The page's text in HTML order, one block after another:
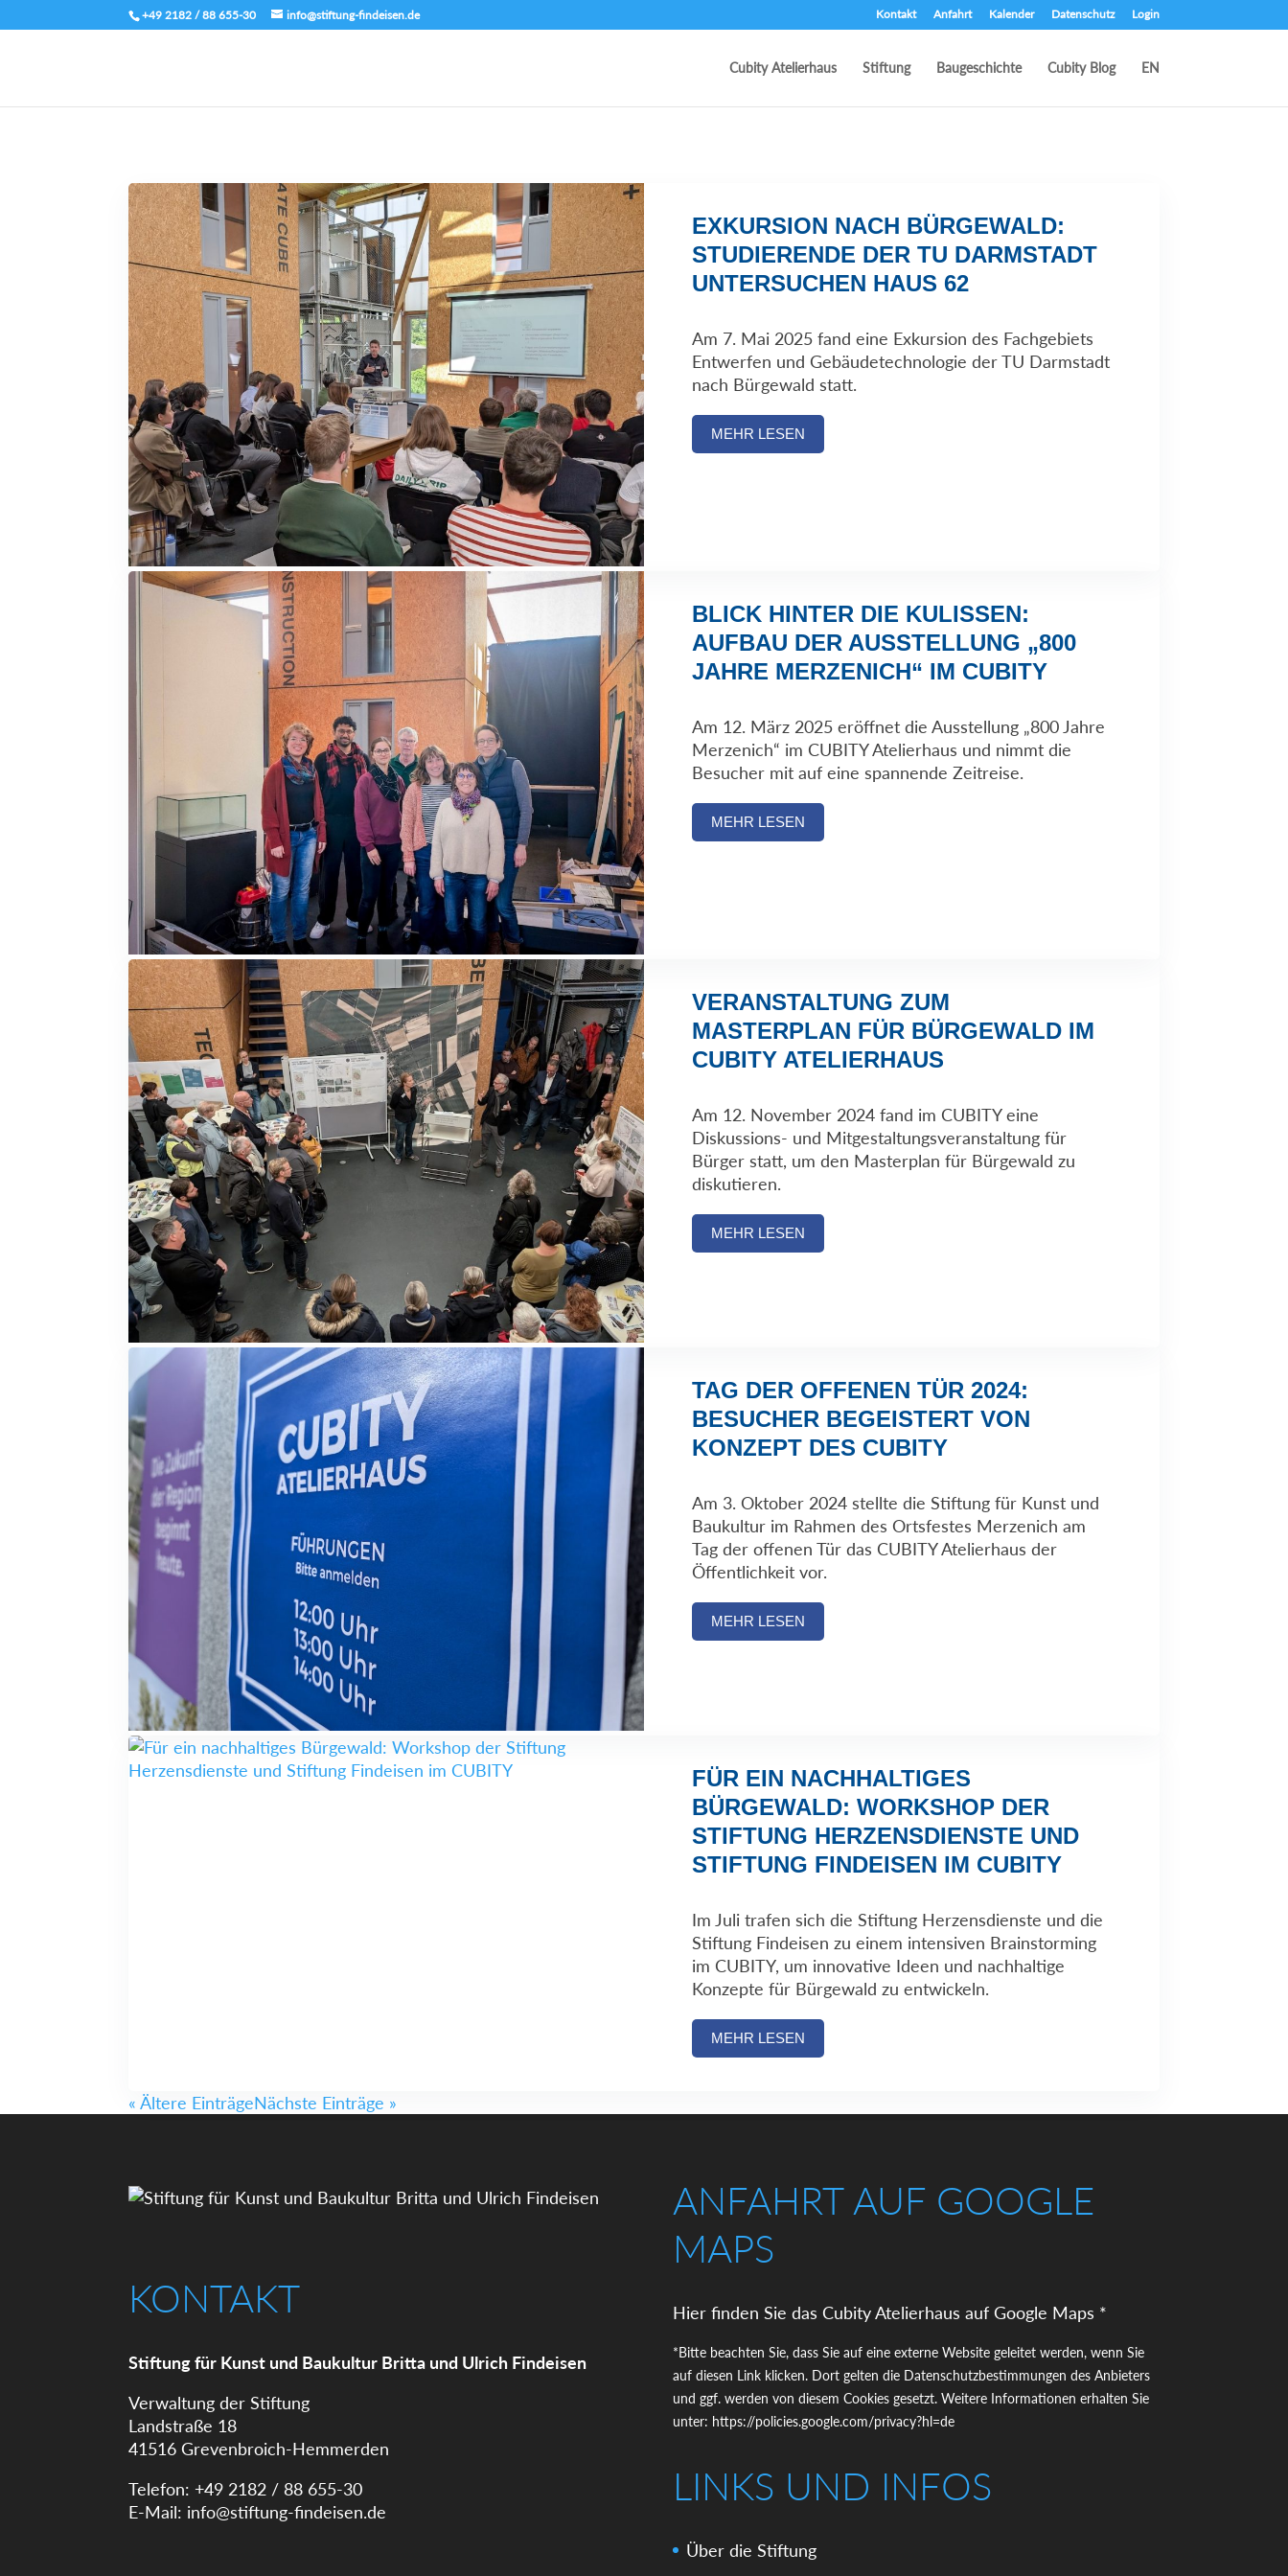
+49 2182 / 88 655-30 info@stiftung-findeisen.de Kontakt Anfahrt Kalender Datenschutz Login
Cubity Atelierhaus Stiftung Baugeschichte Cubity Blog EN
EXKURSION NACH BÜRGEWALD:
STUDIERENDE DER TU DARMSTADT
UNTERSUCHEN HAUS 62
Am 7. Mai 2025 fand eine Exkursion des Fachgebiets
Entwerfen und Gebäudetechnologie der TU Darmstadt
nach Bürgewald statt.
MEHR LESEN
BLICK HINTER DIE KULISSEN:
AUFBAU DER AUSSTELLUNG „800
JAHRE MERZENICH“ IM CUBITY
Am 12. März 2025 eröffnet die Ausstellung „800 Jahre
Merzenich“ im CUBITY Atelierhaus und nimmt die
Besucher mit auf eine spannende Zeitreise.
MEHR LESEN
VERANSTALTUNG ZUM
MASTERPLAN FÜR BÜRGEWALD IM
CUBITY ATELIERHAUS
Am 12. November 2024 fand im CUBITY eine
Diskussions- und Mitgestaltungsveranstaltung für
Bürger statt, um den Masterplan für Bürgewald zu
diskutieren.
MEHR LESEN
TAG DER OFFENEN TÜR 2024:
BESUCHER BEGEISTERT VON
KONZEPT DES CUBITY
Am 3. Oktober 2024 stellte die Stiftung für Kunst und
Baukultur im Rahmen des Ortsfestes Merzenich am
Tag der offenen Tür das CUBITY Atelierhaus der
Öffentlichkeit vor.
MEHR LESEN
FÜR EIN NACHHALTIGES
BÜRGEWALD: WORKSHOP DER
STIFTUNG HERZENSDIENSTE UND
STIFTUNG FINDEISEN IM CUBITY
Im Juli trafen sich die Stiftung Herzensdienste und die
Stiftung Findeisen zu einem intensiven Brainstorming
im CUBITY, um innovative Ideen und nachhaltige
Konzepte für Bürgewald zu entwickeln.
MEHR LESEN
« Ältere EinträgeNächste Einträge »
KONTAKT
Stiftung für Kunst und Baukultur Britta und Ulrich Findeisen
Verwaltung der Stiftung
Landstraße 18
41516 Grevenbroich-Hemmerden
Telefon: +49 2182 / 88 655-30
E-Mail: info@stiftung-findeisen.de
ANFAHRT AUF GOOGLE
MAPS
Hier finden Sie das Cubity Atelierhaus auf Google Maps *
*Bitte beachten Sie, dass Sie auf eine externe Website geleitet werden, wenn Sie
auf diesen Link klicken. Dort gelten die Datenschutzbestimmungen des Anbieters
und ggf. werden von diesem Cookies gesetzt. Weitere Informationen erhalten Sie
unter: https://policies.google.com/privacy?hl=de
LINKS UND INFOS
Über die Stiftung